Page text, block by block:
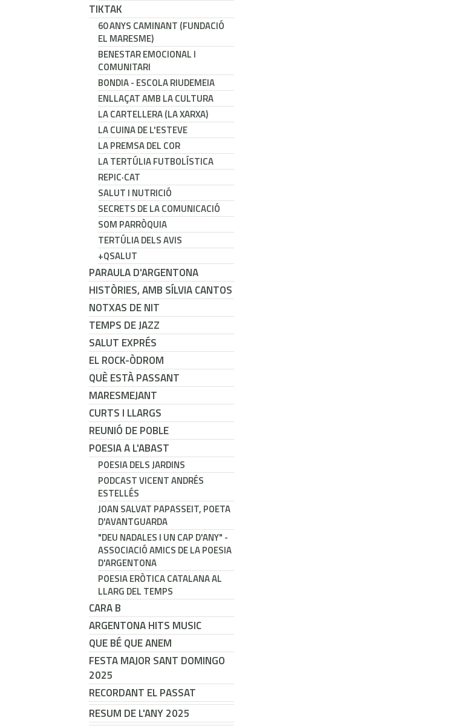
TIKTAK
60 ANYS CAMINANT (FUNDACIÓ
EL MARESME)
BENESTAR EMOCIONAL I
COMUNITARI
BONDIA - ESCOLA RIUDEMEIA
ENLLAÇAT AMB LA CULTURA
LA CARTELLERA (LA XARXA)
LA CUINA DE L'ESTEVE
LA PREMSA DEL COR
LA TERTÚLIA FUTBOLÍSTICA
REPIC·CAT
SALUT I NUTRICIÓ
SECRETS DE LA COMUNICACIÓ
SOM PARRÒQUIA
TERTÚLIA DELS AVIS
+QSALUT
PARAULA D'ARGENTONA
HISTÒRIES, AMB SÍLVIA CANTOS
NOTXAS DE NIT
TEMPS DE JAZZ
SALUT EXPRÉS
EL ROCK-ÒDROM
QUÈ ESTÀ PASSANT
MARESMEJANT
CURTS I LLARGS
REUNIÓ DE POBLE
POESIA A L'ABAST
POESIA DELS JARDINS
PODCAST VICENT ANDRÉS
ESTELLÉS
JOAN SALVAT PAPASSEIT, POETA
D'AVANTGUARDA
"DEU NADALES I UN CAP D'ANY" -
ASSOCIACIÓ AMICS DE LA POESIA
D'ARGENTONA
POESIA ERÒTICA CATALANA AL
LLARG DEL TEMPS
CARA B
ARGENTONA HITS MUSIC
QUE BÉ QUE ANEM
FESTA MAJOR SANT DOMINGO
2025
RECORDANT EL PASSAT
RESUM DE L'ANY 2025